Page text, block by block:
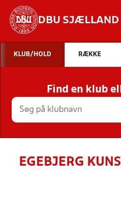
DBU SJÆLLAND
STILLINGER,
HOLD
KLUB/HOLD RÆKKE
Find en klub
EGEBJERG